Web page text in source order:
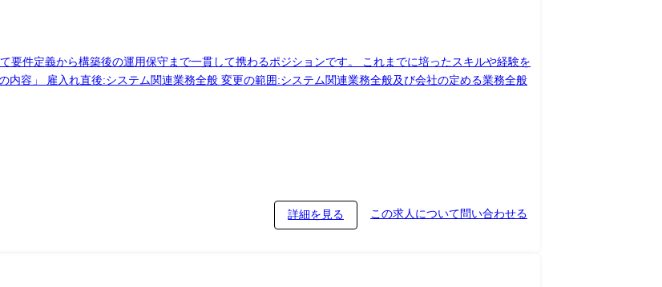
件定義から構築後の運用保守まで一貫して携わるポジションです。 これまでに培ったスキルや経験を
ライアントに貢献することが可能です。 「従事する業務の内容」 雇入れ直後:システム関連業務全般 変更の範囲:システム関連業務全般及び会社の定める業務全般
詳細を見る この求人について問い合わせる